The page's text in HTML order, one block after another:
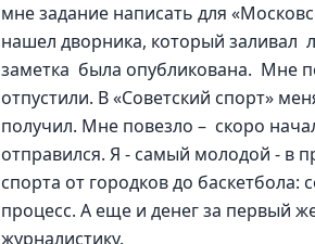
мне задание написать для
нашел дворника, который заливал
заметка  была опубликована.  Мне
отпустили. В «Советский спорт»
получил. Мне повезло –  скоро
отправился. Я - самый молодой - в
спорта от городков до
процесс. А еще и денег за первый
журналистику.